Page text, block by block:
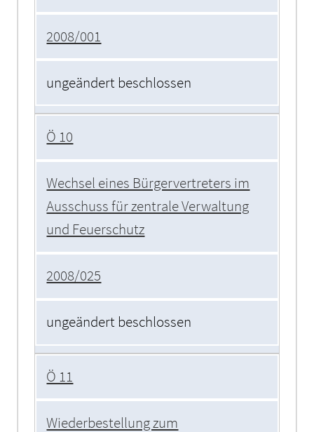
2008/001
ungeändert beschlossen
Ö 10
Wechsel eines Bürgervertreters im
Ausschuss für zentrale Verwaltung
und Feuerschutz
2008/025
ungeändert beschlossen
Ö 11
Wiederbestellung zum